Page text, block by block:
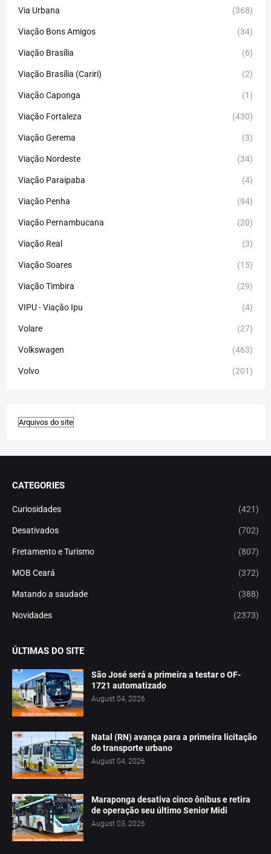
Via Urbana (368)
Viação Bons Amigos (34)
Viação Brasília (6)
Viação Brasília (Cariri) (2)
Viação Caponga (1)
Viação Fortaleza (430)
Viação Gerema (3)
Viação Nordeste (34)
Viação Paraipaba (4)
Viação Penha (94)
Viação Pernambucana (20)
Viação Real (3)
Viação Soares (15)
Viação Timbira (29)
VIPU - Viação Ipu (4)
Volare (27)
Volkswagen (463)
Volvo (201)
CATEGORIES
Curiosidades (421)
Desativados (702)
Fretamento e Turismo (807)
MOB Ceará (372)
Matando a saudade (388)
Novidades (2373)
ÚLTIMAS DO SITE
São José será a primeira a testar o OF-
1721 automatizado
August 04, 2026
Natal (RN) avança para a primeira licitação
do transporte urbano
August 04, 2026
Maraponga desativa cinco ônibus e retira
de operação seu último Senior Midi
August 03, 2026